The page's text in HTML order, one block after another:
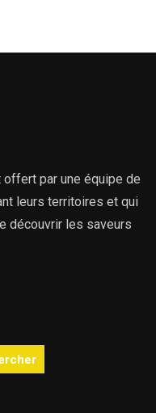
offert par une équipe de
leurs territoires et qui
découvrir les saveurs